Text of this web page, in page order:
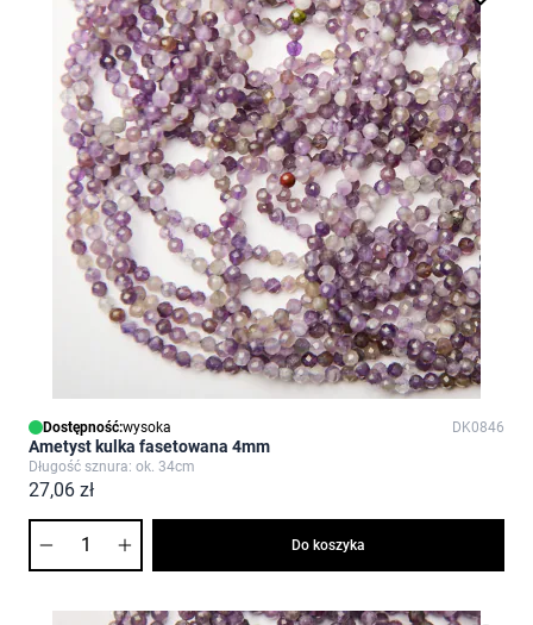
Dostępność:wysoka DK0846
Ametyst kulka fasetowana 4mm
Długość sznura: ok. 34cm
27,06 zł
Do koszyka